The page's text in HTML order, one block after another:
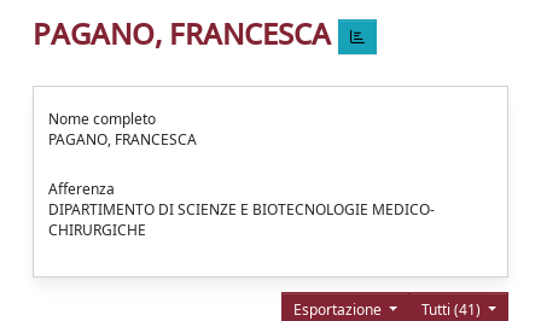
PAGANO, FRANCESCA
Nome completo
PAGANO, FRANCESCA
Afferenza
DIPARTIMENTO DI SCIENZE E BIOTECNOLOGIE MEDICO-
CHIRURGICHE
Tutti (41)
Esportazione